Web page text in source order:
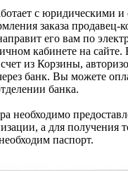
с юридическими
заказа продавец-
его вам по
кабинете на
из Корзины,
банк. Вы можете
банка.
необходимо
а для получения
паспорт.